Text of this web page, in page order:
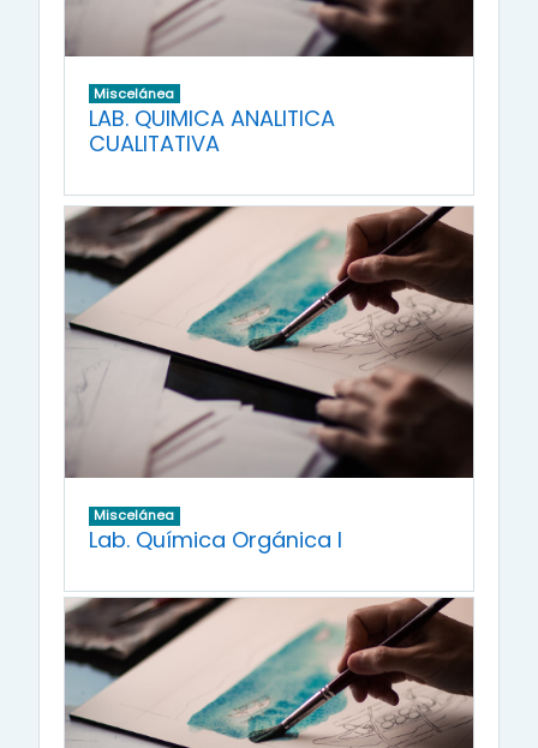
Miscelánea
LAB. QUIMICA ANALITICA
CUALITATIVA
Miscelánea
Lab. Química Orgánica I